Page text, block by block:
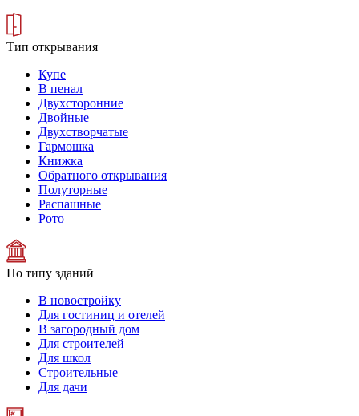
Тип открывания
Купе
В пенал
Двухсторонние
Двойные
Двухстворчатые
Гармошка
Книжка
Обратного открывания
Полуторные
Распашные
Рото
По типу зданий
В новостройку
Для гостиниц и отелей
В загородный дом
Для строителей
Для школ
Строительные
Для дачи